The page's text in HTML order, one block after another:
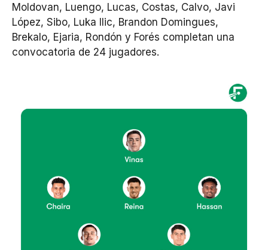
Moldovan, Luengo, Lucas, Costas, Calvo, Javi
López, Sibo, Luka Ilic, Brandon Domingues,
Brekalo, Ejaria, Rondón y Forés completan una
convocatoria de 24 jugadores.